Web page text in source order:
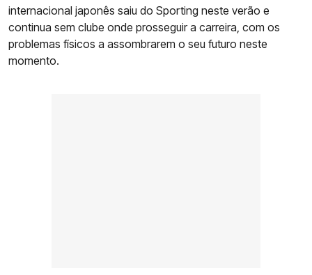
internacional japonês saiu do Sporting neste verão e
continua sem clube onde prosseguir a carreira, com os
problemas físicos a assombrarem o seu futuro neste
momento.